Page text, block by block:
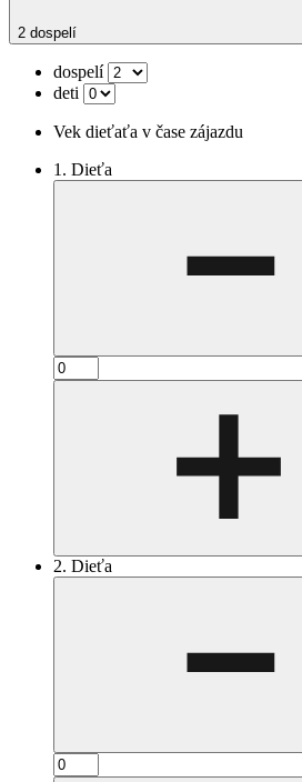
2 dospelí
dospelí
deti
Vek dieťaťa v čase zájazdu
1. Dieťa
2. Dieťa